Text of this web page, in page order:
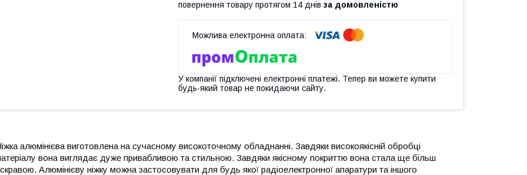
повернення товару протягом 14 днів за домовленістю
У компанії підключені електронні платежі. Тепер ви можете купити
будь-який товар не покидаючи сайту.
алюмінієва виготовлена на сучасному високоточному обладнанні. Завдяки високоякісній обробці
вона виглядає дуже привабливою та стильною. Завдяки якісному покриттю вона стала ще більш
Алюмінієву ніжку можна застосовувати для будь якої радіоелектронної апаратури та іншого